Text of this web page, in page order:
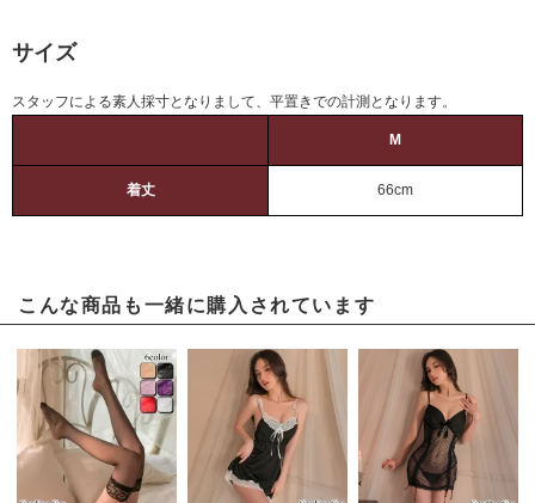
サイズ
スタッフによる素人採寸となりまして、平置きでの計測となります。
M
着丈 66cm
こんな商品も一緒に購入されています